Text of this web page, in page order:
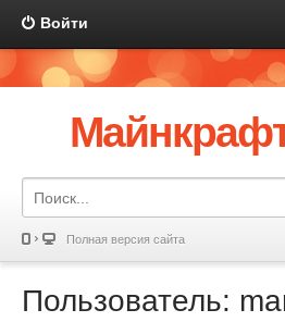
Войти
Полная версия сайта
Пользователь: